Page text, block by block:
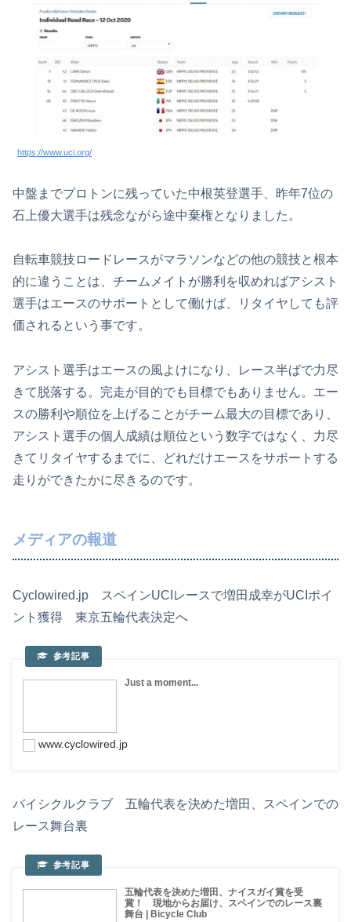
https://www.uci.org/
中盤までプロトンに残っていた中根英登選手、昨年7位の
石上優大選手は残念ながら途中棄権となりました。
自転車競技ロードレースがマラソンなどの他の競技と根本
的に違うことは、チームメイトが勝利を収めればアシスト
選手はエースのサポートとして働けば、リタイヤしても評
価されるという事です。
アシスト選手はエースの風よけになり、レース半ばで力尽
きて脱落する。完走が目的でも目標でもありません。エー
スの勝利や順位を上げることがチーム最大の目標であり、
アシスト選手の個人成績は順位という数字ではなく、力尽
きてリタイヤするまでに、どれだけエースをサポートする
走りができたかに尽きるのです。
メディアの報道
Cyclowired.jp スペインUCIレースで増田成幸がUCIポイ
ント獲得 東京五輪代表決定へ
Just a moment...
www.cyclowired.jp
バイシクルクラブ 五輪代表を決めた増田、スペインでの
レース舞台裏
五輪代表を決めた増田、ナイスガイ賞を受
賞！ 現地からお届け、スペインでのレース裏
舞台 | Bicycle Club